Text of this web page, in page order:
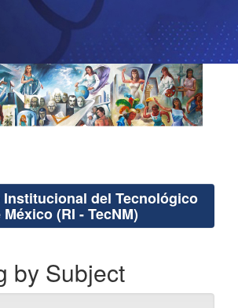
del Tecnológico
(RI - TecNM)
by Subject